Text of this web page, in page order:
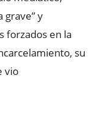
grave” y
forzados en la
su
vio